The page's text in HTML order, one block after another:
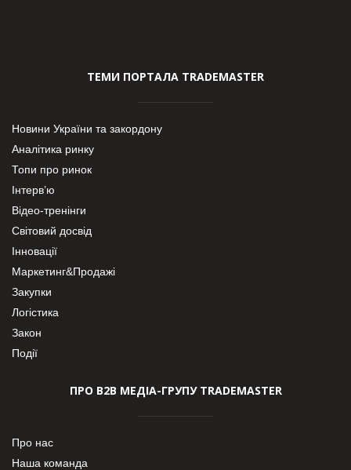
ТЕМИ ПОРТАЛА TRADEMASTER
Новини України та закордону
Аналітика ринку
Топи про ринок
Інтерв’ю
Відео-тренінги
Світовий досвід
Інновації
Маркетинг&Продажі
Закупки
Логістика
Закон
Події
ПРО В2В МЕДІА-ГРУПУ TRADEMASTER
Про нас
Наша команда